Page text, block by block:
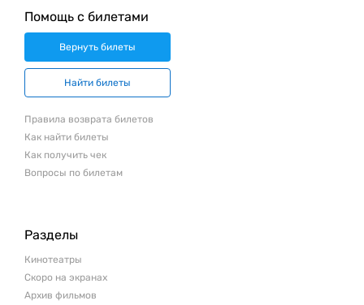
Помощь с билетами
Вернуть билеты
Найти билеты
Правила возврата билетов
Как найти билеты
Как получить чек
Вопросы по билетам
Разделы
Кинотеатры
Скоро на экранах
Архив фильмов